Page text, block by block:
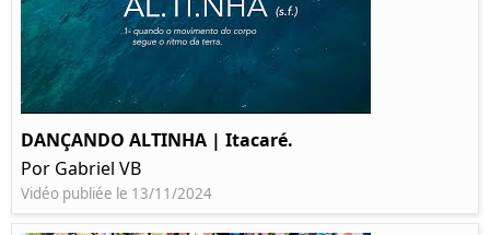
DANÇANDO ALTINHA | Itacaré.
Por Gabriel VB
Vidéo publiée le 13/11/2024